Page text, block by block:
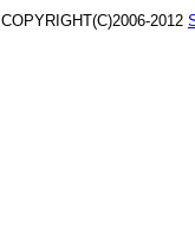
COPYRIGHT(C)2006-2012